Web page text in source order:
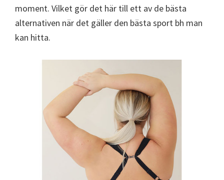
moment. Vilket gör det här till ett av de bästa
alternativen när det gäller den bästa sport bh man
kan hitta.